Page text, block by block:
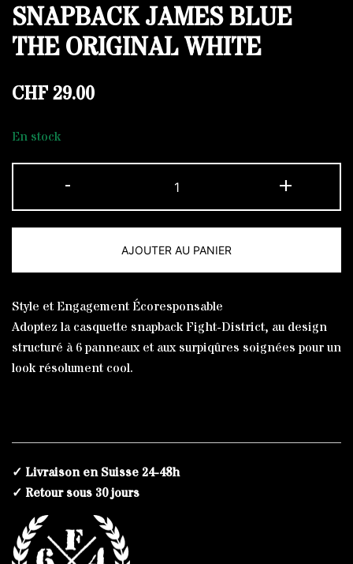
SNAPBACK JAMES BLUE
THE ORIGINAL WHITE
CHF29.00
En stock
-
de
Snapback
Blue
The
White
+
AJOUTER AU PANIER
Style et Engagement Écoresponsable
Adoptez la casquette snapback Fight-District, au design
structuré à 6 panneaux et aux surpiqûres soignées pour un
look résolument cool.
✓ Livraison en Suisse 24-48h
✓ Retour sous 30 jours